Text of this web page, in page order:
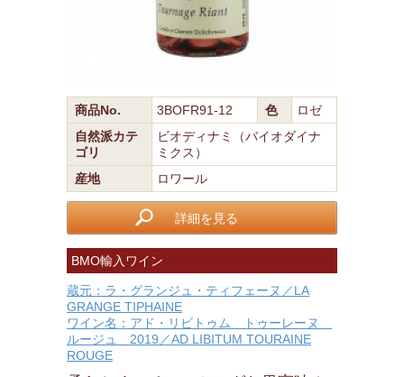
商品No. 3BOFR91-12 色
ロゼ
自然派カテ
ゴリ
ビオディナミ（バイオダイナ
ミクス）
産地
ロワール
詳細を見る
BMO輸入ワイン
蔵元：ラ・グランジュ・ティフェーヌ／LA
GRANGE TIPHAINE
ワイン名：アド・リビトゥム トゥーレーヌ
ルージュ 2019／AD LIBITUM TOURAINE
ROUGE